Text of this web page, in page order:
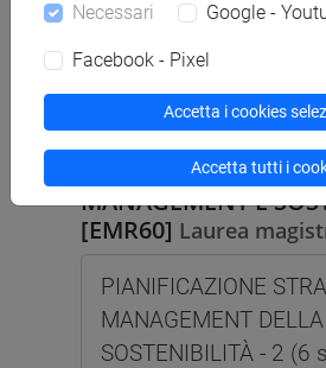
ECONOMIA
Cognomi A-La (6 su 12
[ET0017]
MANAGEMENT E
[EMR60] Laurea
PIANIFICAZIONE
MANAGEMENT DELLA
SOSTENIBILITÀ - 2 (6
Necessari Google -
Facebook - Pixel
Accetta i cookies
Accetta tutti i